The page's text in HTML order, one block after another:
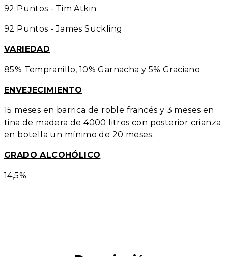
92 Puntos - Tim Atkin
92 Puntos - James Suckling
VARIEDAD
85% Tempranillo, 10% Garnacha y 5% Graciano
ENVEJECIMIENTO
15 meses en barrica de roble francés y 3 meses en
tina de madera de 4000 litros con posterior crianza
en botella un mínimo de 20 meses.
GRADO ALCOHÓLICO
14,5%